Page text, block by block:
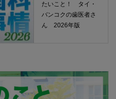
たいこと！ タイ・
バンコクの歯医者さ
ん 2026年版